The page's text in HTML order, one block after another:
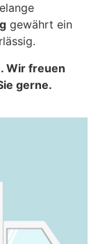
gewährt ein
Wir freuen
gerne.